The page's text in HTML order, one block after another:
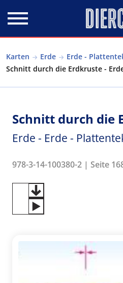
Karten Erde
Erde -
Schnitt durch die Erdkruste -
Schnitt durch die
Erde - Erde -
978-3-14-100380-2 | Seite